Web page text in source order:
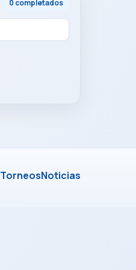
0 completados
TorneosNoticias